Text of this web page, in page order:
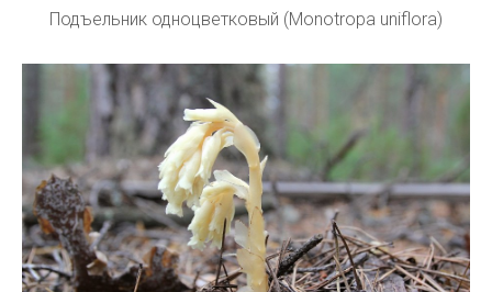
Подъельник одноцветковый (Monotropa uniflora)